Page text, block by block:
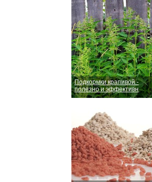
Подкормки крапивой -
полезно и эффективн